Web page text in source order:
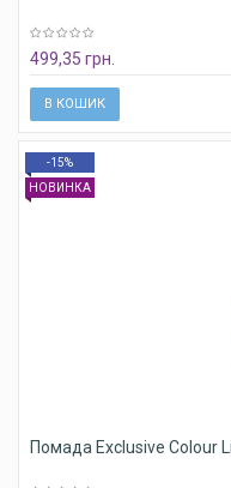
499,35 грн.
В КОШИК
-15%
НОВИНКА
Помада Exclusive Colour